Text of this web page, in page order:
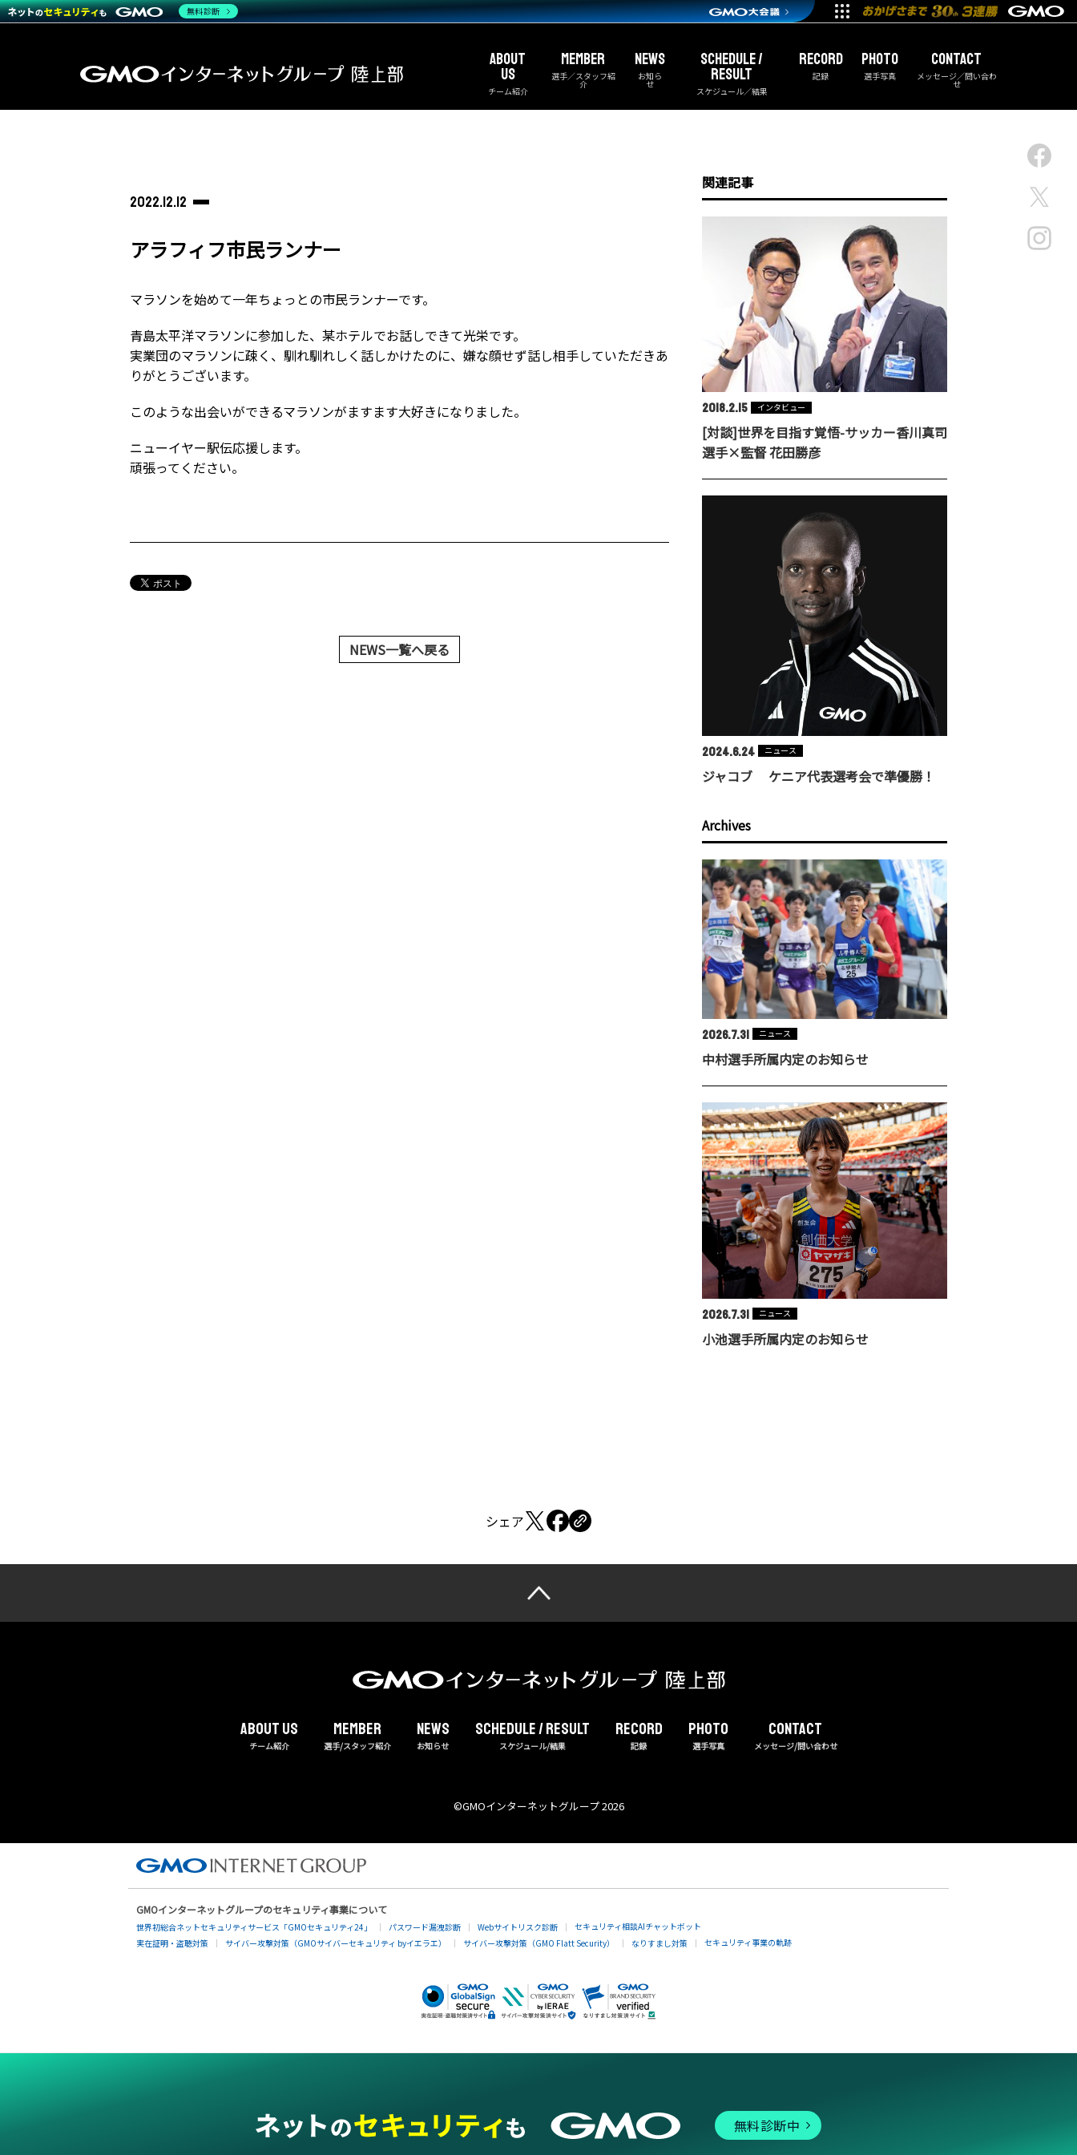
ABOUT
US
チーム紹介
MEMBER
選手／スタッフ紹
介
NEWS
お知ら
せ
SCHEDULE /
RESULT
スケジュール／結果
RECORD
記録
PHOTO
選手写真
CONTACT
メッセージ／問い合わ
せ
2022.12.12
アラフィフ市民ランナー
マラソンを始めて一年ちょっとの市民ランナーです。
青島太平洋マラソンに参加した、某ホテルでお話しできて光栄です。
実業団のマラソンに疎く、馴れ馴れしく話しかけたのに、嫌な顔せず話し相手していただきあ
りがとうございます。
このような出会いができるマラソンがますます大好きになりました。
ニューイヤー駅伝応援します。
頑張ってください。
NEWS一覧へ戻る
関連記事
2018.2.15 インタビュー
[対談]世界を目指す覚悟-サッカー香川真司
選手×監督 花田勝彦
2024.6.24 ニュース
ジャコブ ケニア代表選考会で準優勝！
Archives
2026.7.31 ニュース
中村選手所属内定のお知らせ
2026.7.31 ニュース
小池選手所属内定のお知らせ
シェア
About us
チーム紹介
MEMBER
選手/スタッフ紹介
NEWS
お知らせ
Schedule / Result
スケジュール/結果
RECORD
記録
PHOTO
選手写真
CONTACT
メッセージ/問い合わせ
©︎GMOインターネットグループ 2026
GMOインターネットグループのセキュリティ事業について
世界初総合ネットセキュリティサービス「GMOセキュリティ24」 パスワード漏洩診断 Webサイトリスク診断
セキュリティ相談AIチャットボット
実在証明・盗聴対策
サイバー攻撃対策（GMOサイバーセキュリティ byイエラエ） サイバー攻撃対策（GMO Flatt Security） なりすまし対策 セキュリティ事業の軌跡
無料診断中
無料診断